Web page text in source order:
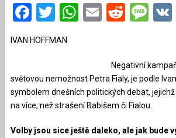
Facebook
Twitter
WhatsApp
EmailReddit
IVAN HOFFMAN
Negativní
světovou nemožnost Petra Fialy, je podle
symbolem dnešních politických debat,
na více, než strašení Babišem či Fialou.
Volby jsou sice ještě daleko, ale jak bude